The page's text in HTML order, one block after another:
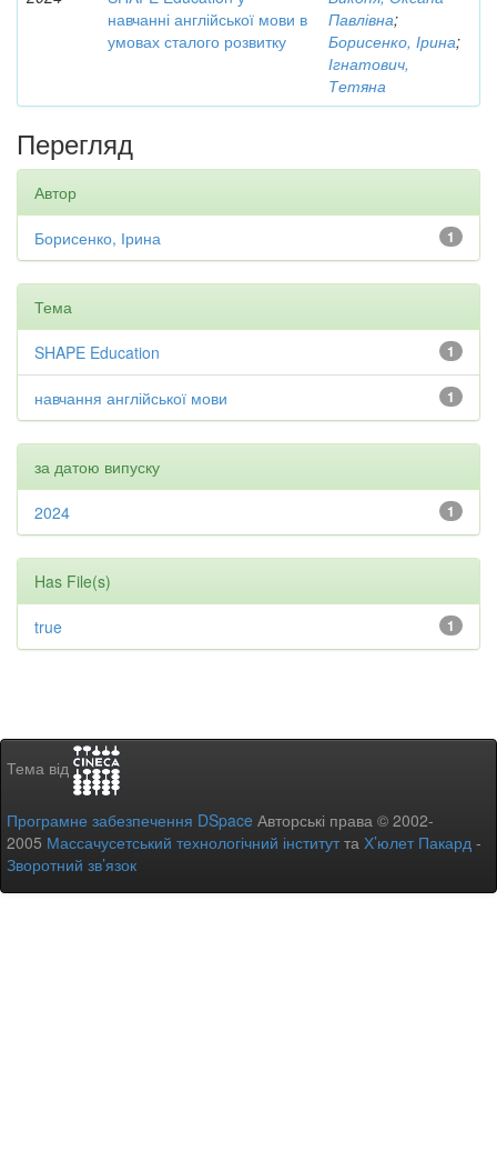
навчанні англійської мови в
умовах сталого розвитку
Павлівна;
Борисенко, Ірина;
Ігнатович,
Тетяна
Перегляд
Автор
1
Борисенко, Ірина
Тема
1
SHAPE Education
1
навчання англійської мови
за датою випуску
1
2024
Has File(s)
1
true
Тема від
Програмне забезпечення DSpace Авторські права © 2002-
2005 Массачусетський технологічний інститутта Х’юлет Пакард -
Зворотний зв’язок